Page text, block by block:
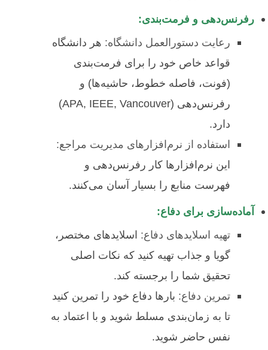
رفرنس‌دهی و فرمت‌بندی:
رعایت دستورالعمل دانشگاه:هر دانشگاه
قواعد خاص خود را برای فرمت‌بندی
(فونت، فاصله خطوط، حاشیه‌ها) و
رفرنس‌دهی (APA, IEEE, Vancouver)
دارد.
استفاده از نرم‌افزارهای مدیریت مراجع:
این نرم‌افزارها کار رفرنس‌دهی و
فهرست منابع را بسیار آسان می‌کنند.
آماده‌سازی برای دفاع:
تهیه اسلاید‌های دفاع:اسلایدهای مختصر،
گویا و جذاب تهیه کنید که نکات اصلی
تحقیق شما را برجسته کند.
تمرین دفاع:بارها دفاع خود را تمرین کنید
تا به زمان‌بندی مسلط شوید و با اعتماد به
نفس حاضر شوید.